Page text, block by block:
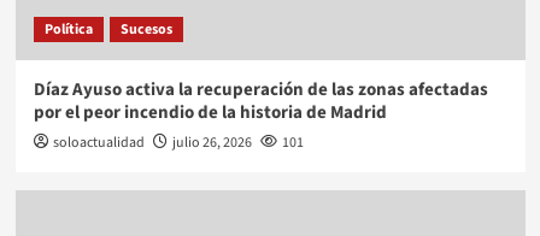
Política Sucesos
Díaz Ayuso activa la recuperación de las zonas afectadas
por el peor incendio de la historia de Madrid
soloactualidad julio 26, 2026 101